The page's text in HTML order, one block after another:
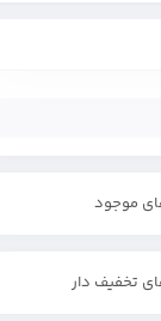
موجود
تخفیف دار